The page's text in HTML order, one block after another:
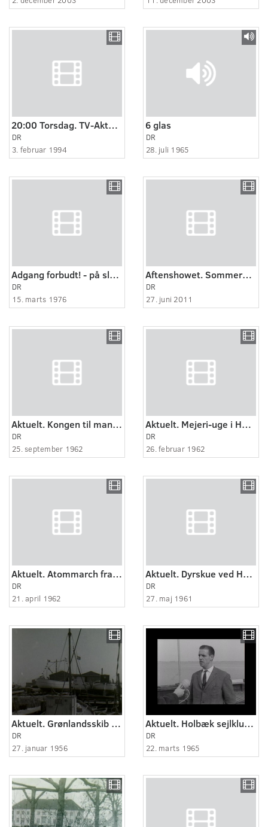
20:00 Torsdag. TV-Aktuelt.
DR
3. februar 1994
6 glas
DR
28. juli 1965
Adgang forbudt! - på slagteriet.
DR
15. marts 1976
Aftenshowet. Sommervejret SOMVEJR-BIER
DR
27. juni 2011
Aktuelt. Kongen til manøvre, Holbæk.
DR
25. september 1962
Aktuelt. Mejeri-uge i Holbæk.
DR
26. februar 1962
Aktuelt. Atommarch fra Holbæk til Rådhuspladsen i København.
DR
21. april 1962
Aktuelt. Dyrskue ved Holbæk.
DR
27. maj 1961
Aktuelt. Grønlandsskib søsættes i Holbæk.
DR
27. januar 1956
Aktuelt. Holbæk sejlklub vil starte landsomfattende aktion for at øge sikkerheden ti..
DR
22. marts 1965